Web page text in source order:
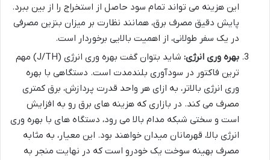
این هزینه می تواند تمام سود حاصل از استخراج را از بین ببرد.
پایش دقیق مصرف برق، همانند نظارت بر میزان بنزین مصرفی
در یک سفر طولانی، از اهمیت بالایی برخوردار است.
بهره وری انرژی:
شاید بتوان گفت بهره وری انرژی (J/TH) مهم
ترین فاکتور در سودآوری بلندمدت است. دستگاهی با بهره
وری انرژی بالاتر، به ازای هر واحد قدرت پردازش، برق کمتری
مصرف می کند. در بازاری که هزینه های برق رو به افزایش
است و سختی شبکه مدام بالا می رود، دستگاه های با بهره وری
انرژی بالا، قهرمانان میدان خواهند بود. این معیار، به مثابه
مصرف بهینه سوخت یک خودرو است که در نهایت منجر به